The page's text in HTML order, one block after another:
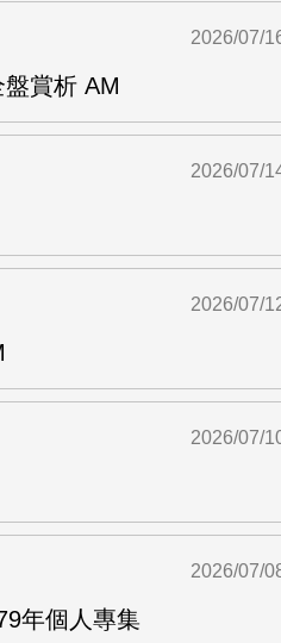
賞析 AM
2026/07/
2026/07/
2026/07/
2026/07/
年個人專集
2026/07/